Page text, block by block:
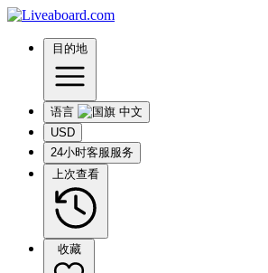
目的地
语言
USD
24小时客服服务
上次查看
收藏